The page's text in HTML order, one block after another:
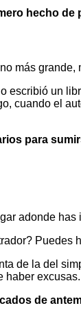
hecho
más grande,
un
cuando el
para
adonde has
de la del
de